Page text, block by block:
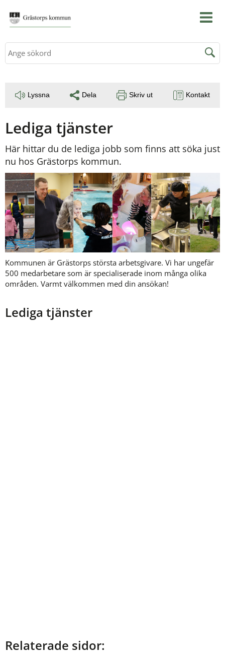
Sök
Lyssna Dela Skriv ut Kontakt
Lediga tjänster
Här hittar du de lediga jobb som finns att söka just
nu hos Grästorps kommun.
Kommunen är Grästorps största arbetsgivare. Vi har ungefär
500 medarbetare som är specialiserade inom många olika
områden. Varmt välkommen med din ansökan!
Lediga tjänster
Relaterade sidor: